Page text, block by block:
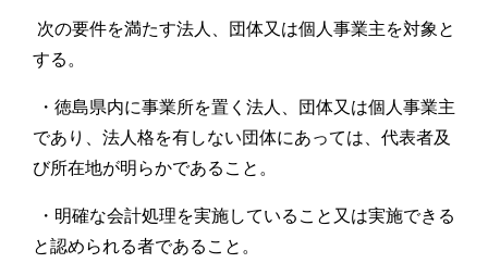
次の要件を満たす法人、団体又は個人事業主を対象と
する。
・徳島県内に事業所を置く法人、団体又は個人事業主
であり、法人格を有しない団体にあっては、代表者及
び所在地が明らかであること。
・明確な会計処理を実施していること又は実施できる
と認められる者であること。